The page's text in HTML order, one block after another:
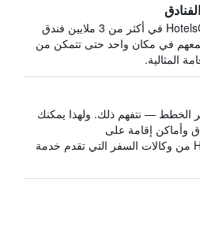
يبحث HotelsCombined في أكثر من 3 ملايين فندق
في مكان واحد حتى تتمكن من
المثالية.
الخطط — نتفهم ذلك. ولهذا يمكنك
وأماكن إقامة على
HotelsCombined من وكالات السفر التي تقدم خدمة